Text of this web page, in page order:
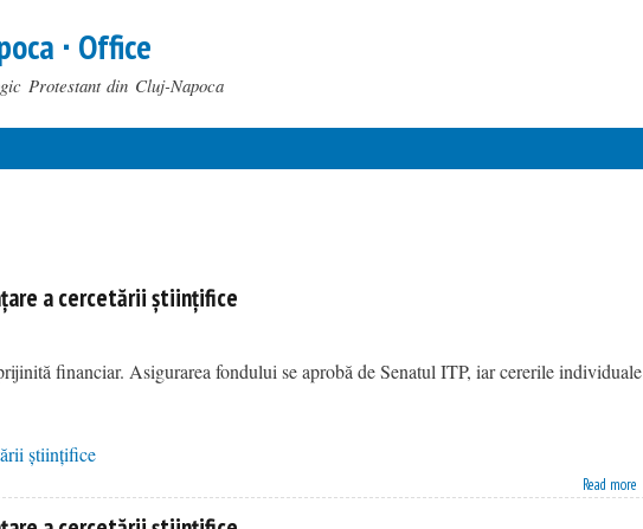
content
∙ Office
Protestant din Cluj-Napoca
a cercetării științifice
financiar. Asigurarea fondului se aprobă de Senatul ITP, iar cererile individuale
științifice
Read more